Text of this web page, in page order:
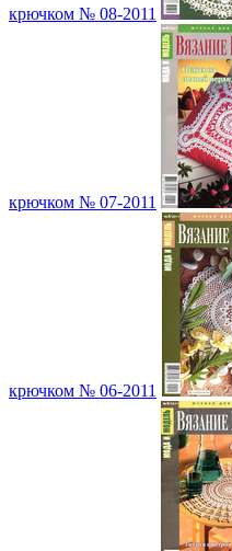
крючком № 08-2011
крючком № 07-2011
крючком № 06-2011